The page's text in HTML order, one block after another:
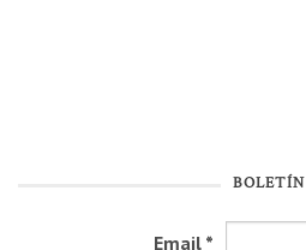
BOLETÍN
Email *